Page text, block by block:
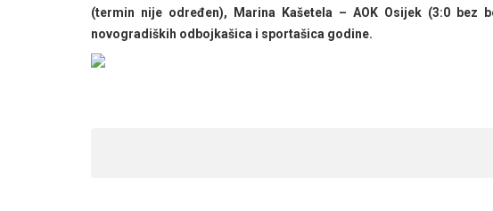
(termin nije određen), Marina Kašetela – AOK Osijek (3:0 bez
novogradiških odbojkašica i sportašica godine.